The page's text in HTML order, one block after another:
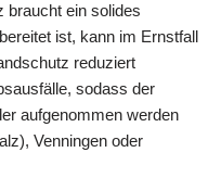
braucht ein solides
ist, kann im Ernstfall
reduziert
sodass der
aufgenommen werden
Venningen oder